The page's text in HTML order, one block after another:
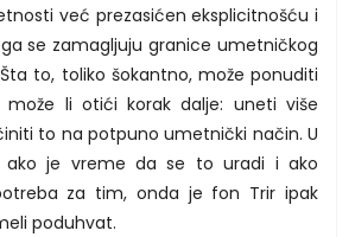
već prezasićen eksplicitnošću i
se zamagljuju granice umetničkog
to, toliko šokantno, može ponuditi
li otići korak dalje: uneti više
to na potpuno umetnički način. U
ako je vreme da se to uradi i ako
za tim, onda je fon Trir ipak
poduhvat.